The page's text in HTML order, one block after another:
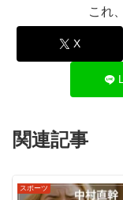
これ
X
関連記事
スポーツ